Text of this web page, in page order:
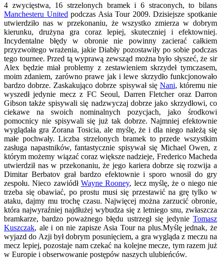
4 zwycięstwa, 16 strzelonych bramek i 6 straconych, to bilans
Manchesteru United podczas Asia Tour 2009. Dzisiejsze spotkanie
utwierdziło nas w przekonaniu, że wszystko zmierza w dobrym
kierunku, drużyna gra coraz lepiej, skuteczniej i efektowniej.
Incydentalne błędy w obronie nie powinny zacierać całkiem
przyzwoitego wrażenia, jakie Diabły pozostawiły po sobie podczas
tego tournee. Przed tą wyprawą zewsząd można było słyszeć, że sir
Alex będzie miał problemy z zestawieniem skrzydeł tymczasem,
moim zdaniem, zarówno prawe jak i lewe skrzydło funkcjonowało
bardzo dobrze. Zaskakująco dobrze spisywał się Nani, któremu nie
wyszedł jedynie mecz z FC Seoul, Darren Fletcher oraz Darron
Gibson także spisywali się nadzwyczaj dobrze jako skrzydłowi, co
ciekawe na swoich nominalnych pozycjach, jako środkowi
pomocnicy nie spisywali się już tak dobrze. Najmniej efektownie
wyglądała gra Zorana Tosicia, ale myślę, że i dla niego należą się
małe pochwały. Liczba strzelonych bramek to przede wszystkim
zasługa napastników, fantastycznie spisywał się Michael Owen, z
którym możemy wiązać coraz większe nadzieje, Frederico Macheda
utwierdził nas w przekonaniu, że jego kariera dobrze się rozwija a
Dimitar Berbatov grał bardzo efektownie i sporo wnosił do gry
zespołu. Nieco zawiódł Wayne Rooney, lecz myślę, że o niego nie
trzeba się obawiać, po prostu musi się przestawić na grę tylko w
ataku, dajmy mu trochę czasu. Najwięcej można zarzucić obronie,
która najwyraźniej najdłużej wybudza się z letniego snu, zwłaszcza
bramkarze, bardzo poważnego błędu ustrzegł się jedynie Tomasz
Kuszczak, ale i on nie zapisze Asia Tour na plus.Myślę jednak, że
wyjazd do Azji był dobrym posunięciem, a gra wygląda z meczu na
mecz lepiej, pozostaje nam czekać na kolejne mecze, tym razem już
w Europie i obserwowanie postępów naszych ulubieńców.